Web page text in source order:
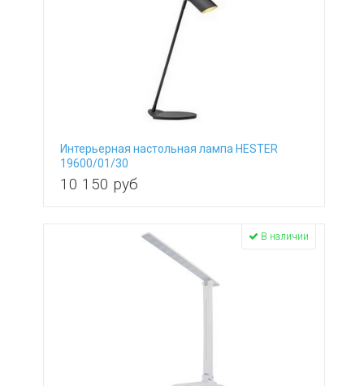
Интерьерная настольная лампа HESTER
19600/01/30
10 150 руб
В наличии